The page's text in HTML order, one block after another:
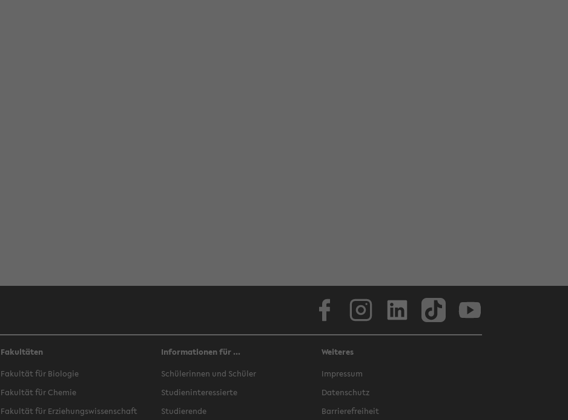
Fakultäten
Fakultät für Biologie
Fakultät für Chemie
Fakultät für Erziehungswissenschaft
Informationen für ...
Schülerinnen und Schüler
Studieninteressierte
Studierende
Weiteres
Impressum
Datenschutz
Barrierefreiheit